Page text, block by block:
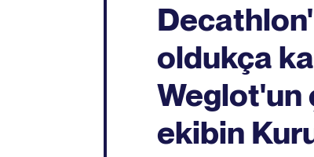
oldukça
Weglot'un
ekibin